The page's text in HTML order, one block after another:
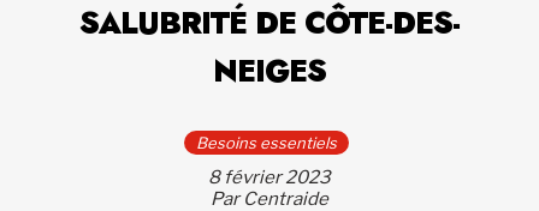
SALUBRITÉ DE CÔTE-DES-
NEIGES
Besoins essentiels
8 février 2023
Par Centraide